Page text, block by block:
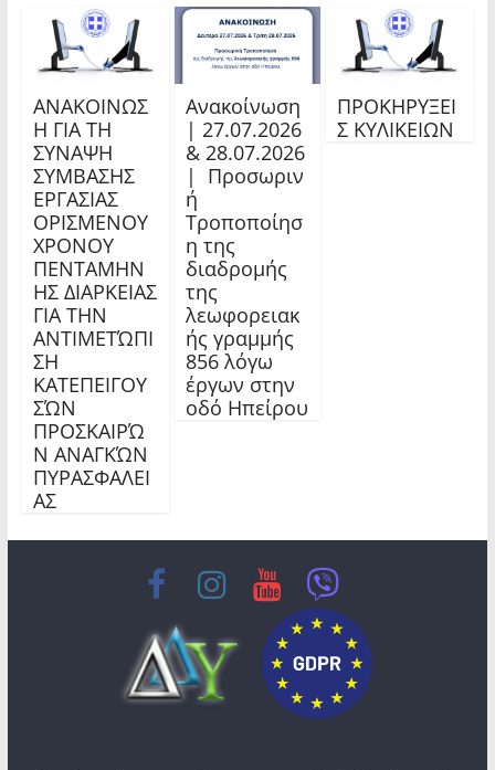
ΑΝΑΚΟΙΝΩΣ
Η ΓΙΑ ΤΗ
ΣΥΝΑΨΗ
ΣΥΜΒΑΣΗΣ
ΕΡΓΑΣΙΑΣ
ΟΡΙΣΜΕΝΟΥ
ΧΡΟΝΟΥ
ΠΕΝΤΑΜΗΝ
ΗΣ ΔΙΑΡΚΕΙΑΣ
ΓΙΑ ΤΗΝ
ΑΝΤΙΜΕΤΏΠΙ
ΣΗ
ΚΑΤΕΠΕΙΓΟΥ
ΣΏΝ
ΠΡΟΣΚΑΙΡΏ
Ν ΑΝΑΓΚΏΝ
ΠΥΡΑΣΦΑΛΕΙ
ΑΣ
Ανακοίνωση
| 27.07.2026
& 28.07.2026
| Προσωριν
ή
Τροποποίησ
η της
διαδρομής
της
λεωφορειακ
ής γραμμής
856 λόγω
έργων στην
οδό Ηπείρου
ΠΡΟΚΗΡΥΞΕΙ
Σ ΚΥΛΙΚΕΙΩΝ